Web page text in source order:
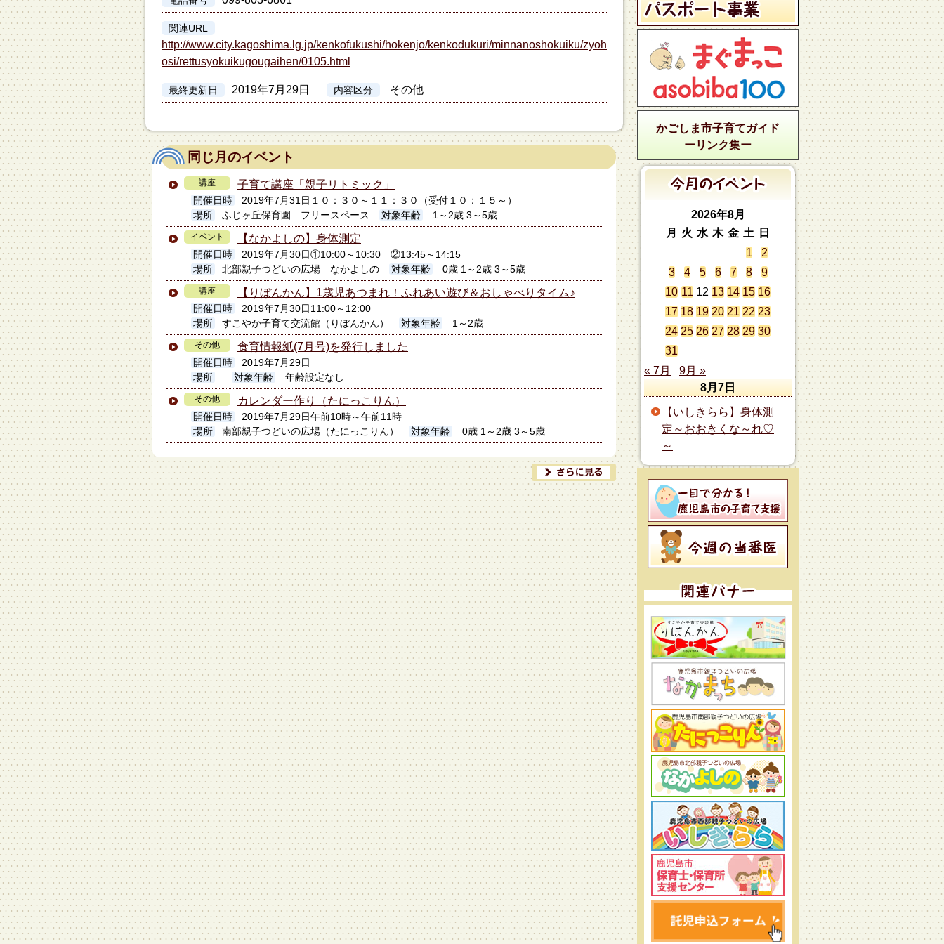
関連URL
http://www.city.kagoshima.lg.jp/kenkofukushi/hokenjo/kenkodukuri/minnanoshokuiku/zyoh
osi/rettusyokuikugougaihen/0105.html
最終更新日 2019年7月29日 内容区分 その他
同じ月のイベント
講座 子育て講座「親子リトミック」
開催日時
2019年7月31日１０：３０～１１：３０（受付１０：１５～）
場所
ふじヶ丘保育園 フリースペース 対象年齢 1～2歳 3～5歳
イベント 【なかよしの】身体測定
開催日時
2019年7月30日①10:00～10:30 ②13:45～14:15
場所
北部親子つどいの広場 なかよしの 対象年齢 0歳 1～2歳 3～5歳
講座 【りぼんかん】1歳児あつまれ！ふれあい遊び＆おしゃべりタイム♪
開催日時
2019年7月30日11:00～12:00
場所
すこやか子育て交流館（りぼんかん） 対象年齢 1～2歳
その他 食育情報紙(7月号)を発行しました
開催日時
2019年7月29日
場所
対象年齢 年齢設定なし
その他 カレンダー作り（たにっこりん）
開催日時
2019年7月29日午前10時～午前11時
場所
南部親子つどいの広場（たにっこりん） 対象年齢 0歳 1～2歳 3～5歳
かごしま市子育てガイド
ーリンク集ー
2026年8月
月
火 水 木 金 土
日
1
2
3
4 5 6 7 8
9
10 11 12 13 14 15 16
17 18 19 20 21 22 23
24 25 26 27 28 29 30
31
« 7月
9月 »
8月7日
【いしきらら】身体測
定～おおきくな～れ♡
～